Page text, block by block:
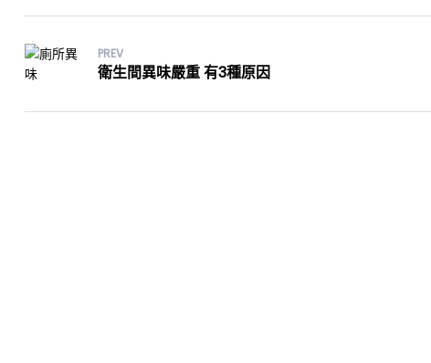
文
章
PREV
衛生間異味嚴重 有3種原因